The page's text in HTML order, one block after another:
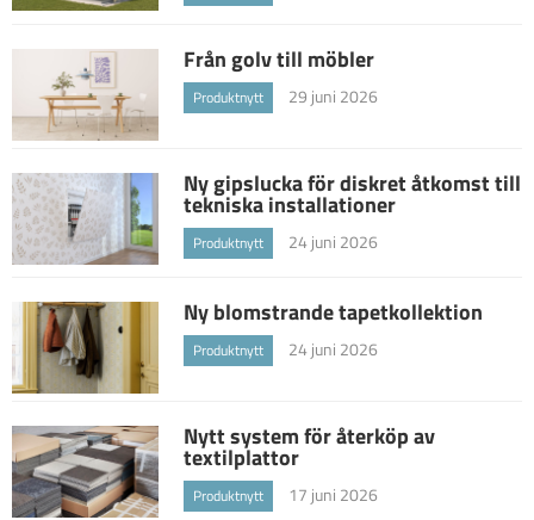
Från golv till möbler
Produktnytt 29 juni 2026
Ny gipslucka för diskret åtkomst till
tekniska installationer
Produktnytt 24 juni 2026
Ny blomstrande tapetkollektion
Produktnytt 24 juni 2026
Nytt system för återköp av
textilplattor
Produktnytt 17 juni 2026